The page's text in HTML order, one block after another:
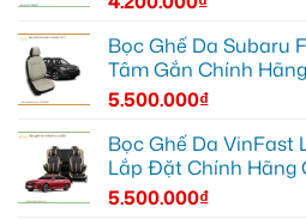
Bọc Ghế Da Subaru
Tâm Gắn Chính
5.500.000₫
Bọc Ghế Da VinFast
Lắp Đặt Chính Hãng
5.500.000₫